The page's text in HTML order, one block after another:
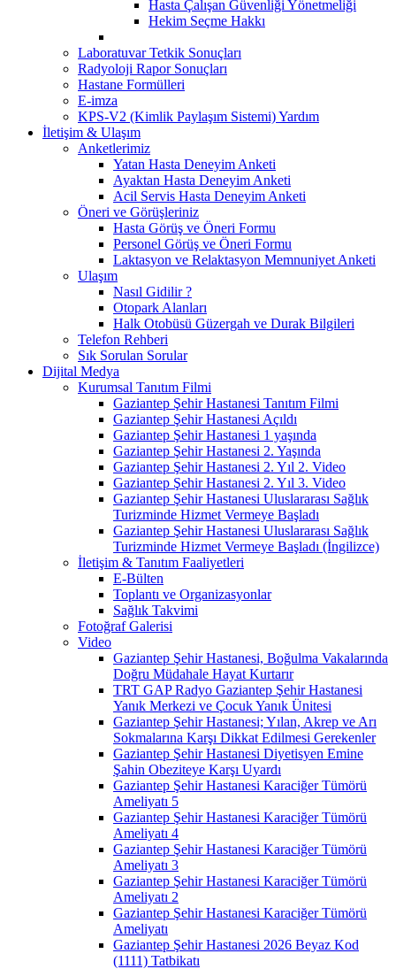
Hasta Çalışan Güvenliği Yönetmeliği
Hekim Seçme Hakkı
Laboratuvar Tetkik Sonuçları
Radyoloji Rapor Sonuçları
Hastane Formülleri
E-imza
KPS-V2 (Kimlik Paylaşım Sistemi) Yardım
İletişim & Ulaşım
Anketlerimiz
Yatan Hasta Deneyim Anketi
Ayaktan Hasta Deneyim Anketi
Acil Servis Hasta Deneyim Anketi
Öneri ve Görüşleriniz
Hasta Görüş ve Öneri Formu
Personel Görüş ve Öneri Formu
Laktasyon ve Relaktasyon Memnuniyet Anketi
Ulaşım
Nasıl Gidilir ?
Otopark Alanları
Halk Otobüsü Güzergah ve Durak Bilgileri
Telefon Rehberi
Sık Sorulan Sorular
Dijital Medya
Kurumsal Tanıtım Filmi
Gaziantep Şehir Hastanesi Tanıtım Filmi
Gaziantep Şehir Hastanesi Açıldı
Gaziantep Şehir Hastanesi 1 yaşında
Gaziantep Şehir Hastanesi 2. Yaşında
Gaziantep Şehir Hastanesi 2. Yıl 2. Video
Gaziantep Şehir Hastanesi 2. Yıl 3. Video
Gaziantep Şehir Hastanesi Uluslararası Sağlık
Turizminde Hizmet Vermeye Başladı
Gaziantep Şehir Hastanesi Uluslararası Sağlık
Turizminde Hizmet Vermeye Başladı (İngilizce)
İletişim & Tanıtım Faaliyetleri
E-Bülten
Toplantı ve Organizasyonlar
Sağlık Takvimi
Fotoğraf Galerisi
Video
Gaziantep Şehir Hastanesi, Boğulma Vakalarında
Doğru Müdahale Hayat Kurtarır
TRT GAP Radyo Gaziantep Şehir Hastanesi
Yanık Merkezi ve Çocuk Yanık Ünitesi
Gaziantep Şehir Hastanesi; Yılan, Akrep ve Arı
Sokmalarına Karşı Dikkat Edilmesi Gerekenler
Gaziantep Şehir Hastanesi Diyetisyen Emine
Şahin Obeziteye Karşı Uyardı
Gaziantep Şehir Hastanesi Karaciğer Tümörü
Ameliyatı 5
Gaziantep Şehir Hastanesi Karaciğer Tümörü
Ameliyatı 4
Gaziantep Şehir Hastanesi Karaciğer Tümörü
Ameliyatı 3
Gaziantep Şehir Hastanesi Karaciğer Tümörü
Ameliyatı 2
Gaziantep Şehir Hastanesi Karaciğer Tümörü
Ameliyatı
Gaziantep Şehir Hastanesi 2026 Beyaz Kod
(1111) Tatbikatı